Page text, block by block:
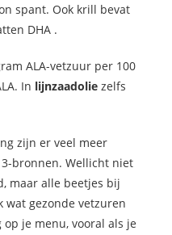
spant. Ook krill bevat
DHA .
ALA-vetzuur per 100
In lijnzaadolie zelfs
zijn er veel meer
bronnen. Wellicht niet
maar alle beetjes bij
wat gezonde vetzuren
je menu, vooral als je